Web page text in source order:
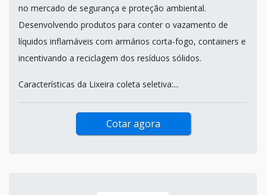
no mercado de segurança e proteção ambiental.
Desenvolvendo produtos para conter o vazamento de
líquidos inflamáveis com armários corta-fogo, containers e
incentivando a reciclagem dos resíduos sólidos.
Características da Lixeira coleta seletiva:...
Cotar agora